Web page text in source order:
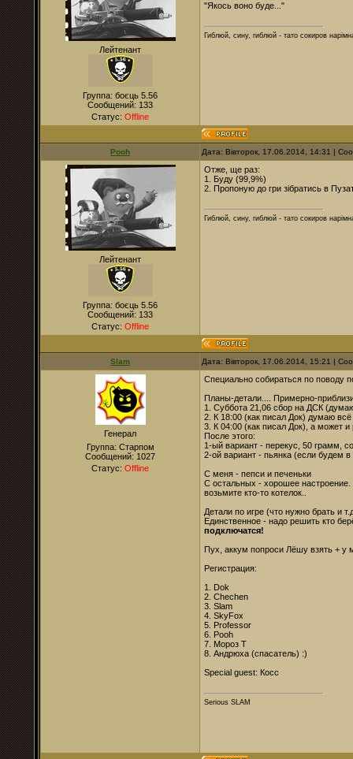
Лейтенант
Группа: боєць 5.56
Сообщений: 133
Статус: Offline
"Якось воно буде..."
Гиблюй, сину, гиблюй - тато сокиров
Pooh Дата: Вівторок, 17.06.2014, 14:31 |
Лейтенант
Группа: боєць 5.56
Сообщений: 133
Статус: Offline
Отже, ще раз:
1. Буду (99,9%)
2. Пропоную до гри зібратись в
Гиблюй, сину, гиблюй - тато сокиров
Slam Дата: Вівторок, 17.06.2014, 15:21 |
Генерал
Группа: Старпом
Сообщений: 1027
Статус: Offline
Специально собираться по поводу
Планы-детали.... Примерно-
1. Суббота 21,06 сбор на ДСК
2. К 18:00 (как писал Док) думаю
3. К 04:00 (как писал Док), а может
После этого:
1-ый вариант - перекус, 50 грамм,
2-ой вариант - пьянка (если будем
С меня - пепси и печеньки
С остальных - хорошее
возьмите кто-то котелок..
Детали по игре (что нужно брать и
Единственное - надо решить кто
подключатся!
Пух, аккум попроси Лёшу взять + у
Регистрация:
1. Dok
2. Chechen
3. Slam
4. SkyFox
5. Professor
6. Pooh
7. Мороз Т
8. Андрюха (спасатель) :)
Special guest: Косс
Serious SLAM